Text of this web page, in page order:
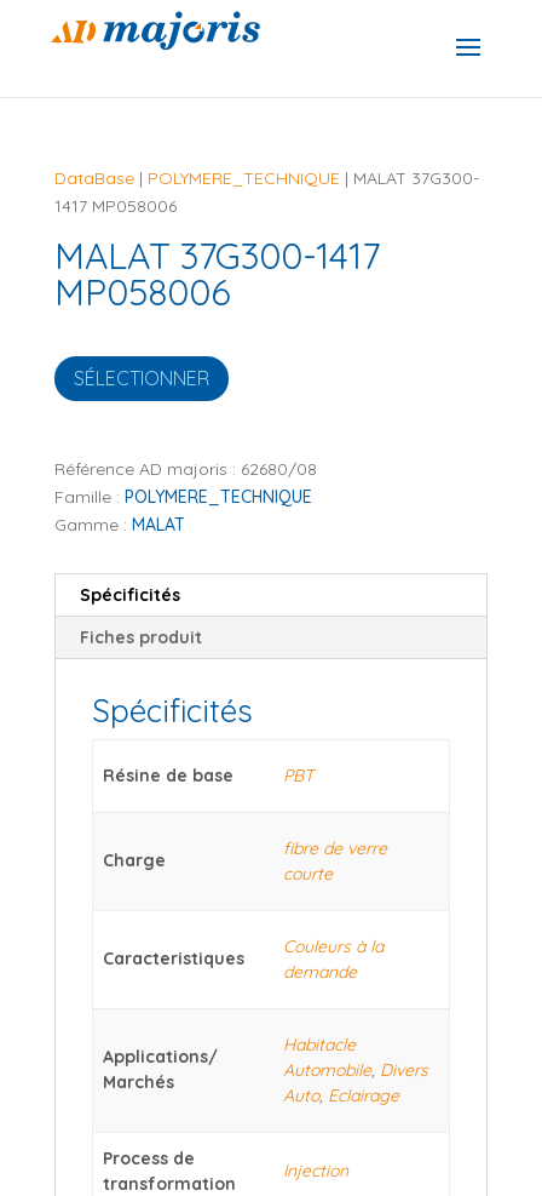
DataBase| POLYMERE_TECHNIQUE | MALAT 37G300-
1417 MP058006
MALAT 37G300-1417
MP058006
SÉLECTIONNER
Référence AD majoris : 62680/08
Famille : POLYMERE_TECHNIQUE
Gamme : MALAT
Spécificités
Fiches produit
Spécificités
Résine de base PBT
Charge
fibre de verre
courte
Caracteristiques
Couleurs à la
demande
Applications/
Marchés
Habitacle
Automobile, Divers
Auto, Eclairage
Process de
transformation
Injection